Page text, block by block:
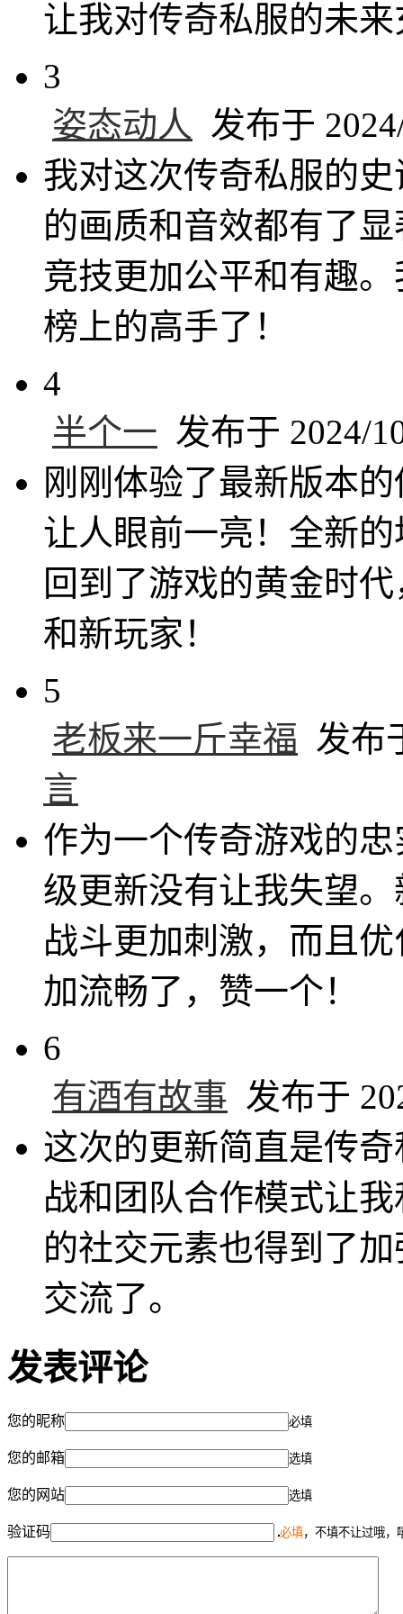
让我对传奇私服的未
3
姿态动人
发布于
我对这次传奇私服的
的画质和音效都有了
竞技更加公平和有趣
榜上的高手了！
4
半个一 发布于 2024/
刚刚体验了最新版本
让人眼前一亮！全新
回到了游戏的黄金时
和新玩家！
5
老板来一斤幸福 发布
言
作为一个传奇游戏的
级更新没有让我失望
战斗更加刺激，而且
加流畅了，赞一个！
6
有酒有故事 发布于
这次的更新简直是传
战和团队合作模式让
的社交元素也得到了
交流了。
发表评论
您的昵称 必填
您的邮箱 选填
您的网站 选填
验证码 必填，不填不让过哦，